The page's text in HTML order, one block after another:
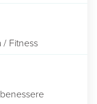
/ Fitness